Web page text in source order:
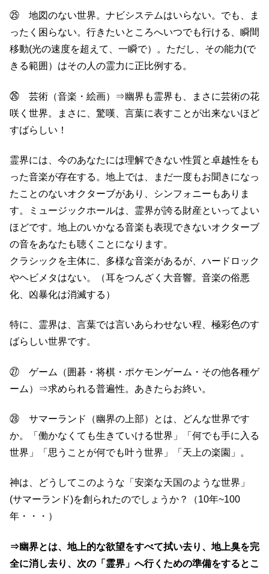
㉕ 地図のない世界。ナビシステムはいらない。でも、ま
ったく困らない。行きたいところへいつでも行ける、瞬間
移動(光の速度を超えて、一瞬で）。ただし、その能力(で
きる範囲）はその人の霊力に正比例する。
㉖ 芸術（音楽・絵画）⇒幽界も霊界も、まさに芸術の花
咲く世界。まさに、驚嘆、言葉に表すことが出来ないほど
すばらしい！
霊界には、今のあなたには理解できない性質と卓越性をも
った音楽が存在する。地上では、まだ一度もお聞きになっ
たことのないオクターブがあり、シンフォニーもありま
す。ミュージックホールは、霊界が誇る財産といってよい
ほどです。地上のいかなる音楽も表現できないオクターブ
の音をあなたも聴くことになります。
クラシックを主体に、多様な音楽があるが、ハードロック
やヘビメタはない。（耳をつんざく大音響。音楽の俗悪
化、凶暴化は消滅する）
特に、霊界は、言葉では言いあらわせない程、極彩色のす
ばらしい世界です。
㉗ ゲーム（囲碁・将棋・ポケモンゲーム・その他各種ゲ
ーム）⇒求められる普遍性。あきたらお終い。
㉘ サマーランド（幽界の上部）とは、どんな世界です
か。「働かなくても生きていける世界」「何でも手に入る
世界」「思うことが何でも叶う世界」「天上の楽園」。
神は、どうしてこのような「安楽な天国のような世界」
(サマーランド)を創られたのでしょうか？（10年~100
年・・・）
⇒幽界とは、地上的な欲望をすべて拭い去り、地上臭を完
全に消し去り、次の「霊界」へ行くための準備をするとこ